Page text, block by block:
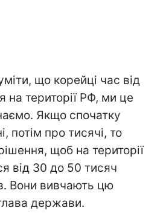
що корейці час від
на території РФ, ми це
Якщо спочатку
потім про тисячі, то
щоб на території
від 30 до 50 тисяч
Вони вивчають цю
держави.